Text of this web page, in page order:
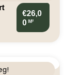
€26,0
0 M²